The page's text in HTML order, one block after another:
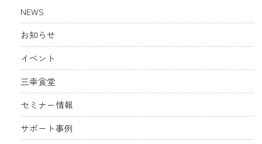
NEWS
お知らせ
イベント
三幸食堂
セミナー情報
サポート事例